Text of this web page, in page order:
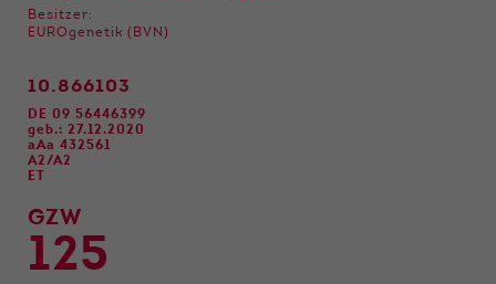
Besitzer:
EUROgenetik (BVN)
10.866103
DE 09 56446399
geb.: 27.12.2020
aAa 432561
A2/A2
ET
GZW
125
gewährleistet, dass die Webseite einwandfrei
funktioniert.
Name
Anbieter
Zweck
Cookie-Informationen anzeigen
Externe Inhalte
Wir verwenden auf unserer Website externe
anzubieten.